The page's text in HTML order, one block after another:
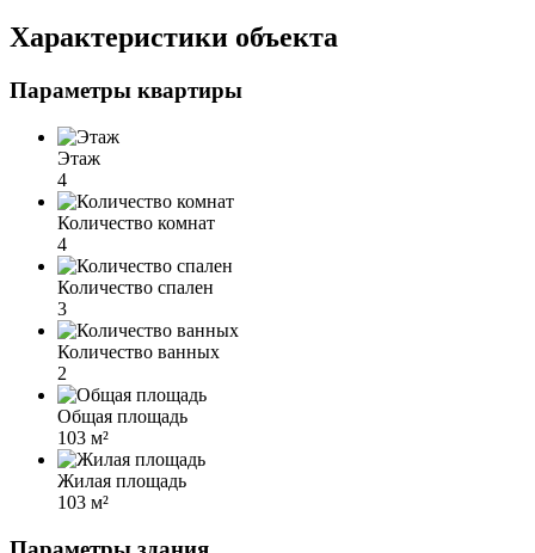
Характеристики объекта
Параметры квартиры
Этаж
4
Количество комнат
4
Количество спален
3
Количество ванных
2
Общая площадь
103 м²
Жилая площадь
103 м²